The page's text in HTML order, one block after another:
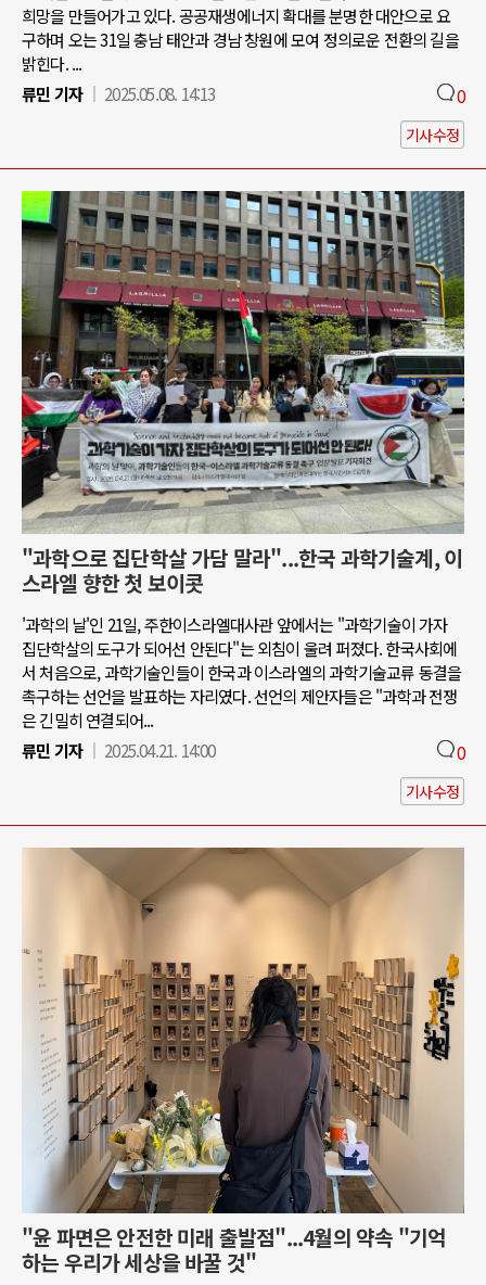
희망을 만들어가고 있다. 공공재생에너지 확대를 분명한 대안으로 요
구하며 오는 31일 충남 태안과 경남 창원에 모여 정의로운 전환의 길을
밝힌다. ...
류민 기자
2025.05.08. 14:13 0
기사수정
"과학으로 집단학살 가담 말라"...한국 과학기술계, 이
스라엘 향한 첫 보이콧
'과학의 날'인 21일, 주한이스라엘대사관 앞에서는 "과학기술이 가자
집단학살의 도구가 되어선 안된다"는 외침이 울려 퍼졌다. 한국사회에
서 처음으로, 과학기술인들이 한국과 이스라엘의 과학기술교류 동결을
촉구하는 선언을 발표하는 자리였다. 선언의 제안자들은 "과학과 전쟁
은 긴밀히 연결되어...
류민 기자
2025.04.21. 14:00 0
기사수정
"윤 파면은 안전한 미래 출발점"...4월의 약속 "기억
하는 우리가 세상을 바꿀 것"